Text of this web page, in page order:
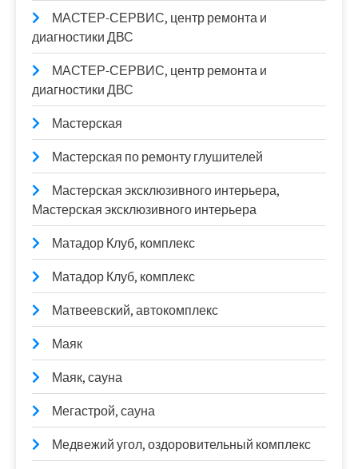
МАСТЕР-СЕРВИС, центр ремонта и
диагностики ДВС
МАСТЕР-СЕРВИС, центр ремонта и
диагностики ДВС
Мастерская
Мастерская по ремонту глушителей
Мастерская эксклюзивного интерьера,
Мастерская эксклюзивного интерьера
Матадор Клуб, комплекс
Матадор Клуб, комплекс
Матвеевский, автокомплекс
Маяк
Маяк, сауна
Мегастрой, сауна
Медвежий угол, оздоровительный комплекс